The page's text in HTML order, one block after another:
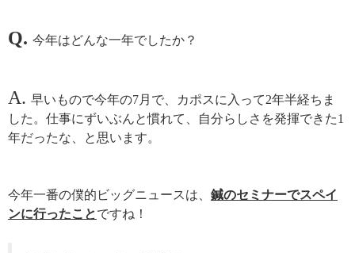
Q. 今年はどんな一年でしたか？
A. 早いもので今年の7月で、カポスに入って2年半経ちま
した。仕事にずいぶんと慣れて、自分らしさを発揮できた1
年だったな、と思います。
今年一番の僕的ビッグニュースは、 鍼のセミナーでスペイ
ンに行ったことですね！